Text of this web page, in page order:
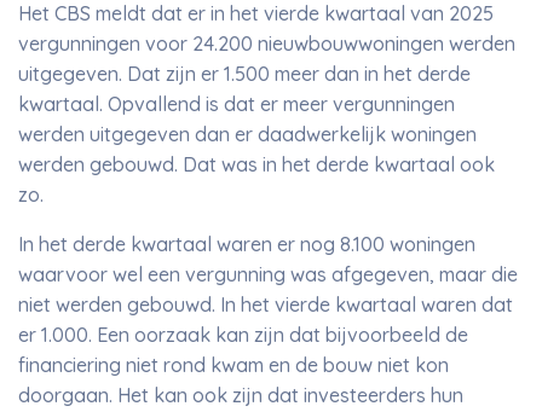
Het CBS meldt dat er in het vierde kwartaal van 2025
vergunningen voor 24.200 nieuwbouwwoningen werden
uitgegeven. Dat zijn er 1.500 meer dan in het derde
kwartaal. Opvallend is dat er meer vergunningen
werden uitgegeven dan er daadwerkelijk woningen
werden gebouwd. Dat was in het derde kwartaal ook
zo.
In het derde kwartaal waren er nog 8.100 woningen
waarvoor wel een vergunning was afgegeven, maar die
niet werden gebouwd. In het vierde kwartaal waren dat
er 1.000. Een oorzaak kan zijn dat bijvoorbeeld de
financiering niet rond kwam en de bouw niet kon
doorgaan. Het kan ook zijn dat investeerders hun